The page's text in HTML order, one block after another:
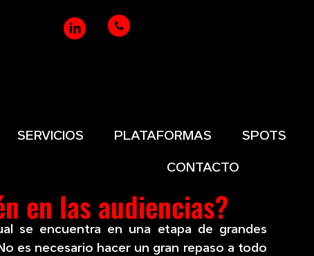
SERVICIOS PLATAFORMAS SPOTS
CONTACTO
en las audiencias?
se encuentra en una etapa de grandes
es necesario hacer un gran repaso a todo